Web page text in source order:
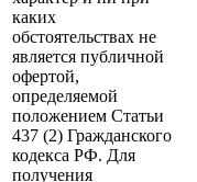
каких
обстоятельствах не
является публичной
офертой,
определяемой
положением Статьи
437 (2) Гражданского
кодекса РФ. Для
получения